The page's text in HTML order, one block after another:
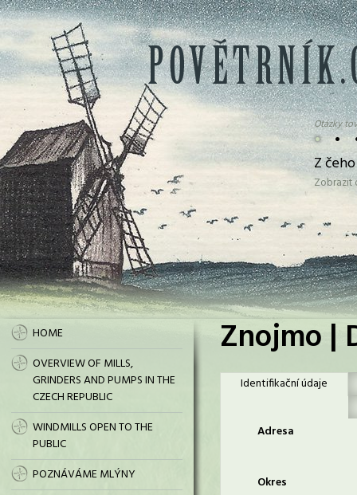
• •
Otázky
Z
HOME
OVERVIEW OF MILLS,
GRINDERS AND PUMPS IN THE
CZECH REPUBLIC
WINDMILLS OPEN TO THE
PUBLIC
POZNÁVÁME MLÝNY
Znojmo |
Identifikační údaje
Adresa
Okres